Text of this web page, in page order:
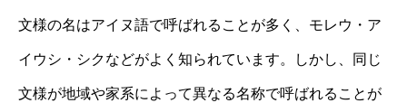
文様の名はアイヌ語で呼ばれることが多く、モレウ・ア
イウシ・シクなどがよく知られています。しかし、同じ
文様が地域や家系によって異なる名称で呼ばれることが